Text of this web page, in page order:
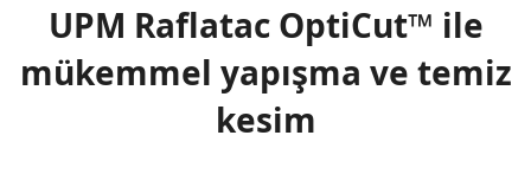
UPM Raflatac OptiCut™ ile
mükemmel yapışma ve temiz
kesim